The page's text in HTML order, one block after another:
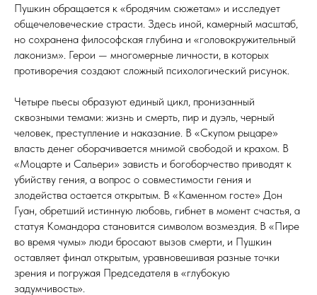
Пушкин обращается к «бродячим сюжетам» и исследует
общечеловеческие страсти. Здесь иной, камерный масштаб,
но сохранена философская глубина и «головокружительный
лаконизм». Герои — многомерные личности, в которых
противоречия создают сложный психологический рисунок.
Четыре пьесы образуют единый цикл, пронизанный
сквозными темами: жизнь и смерть, пир и дуэль, черный
человек, преступление и наказание. В «Скупом рыцаре»
власть денег оборачивается мнимой свободой и крахом. В
«Моцарте и Сальери» зависть и богоборчество приводят к
убийству гения, а вопрос о совместимости гения и
злодейства остается открытым. В «Каменном госте» Дон
Гуан, обретший истинную любовь, гибнет в момент счастья, а
статуя Командора становится символом возмездия. В «Пире
во время чумы» люди бросают вызов смерти, и Пушкин
оставляет финал открытым, уравновешивая разные точки
зрения и погружая Председателя в «глубокую
задумчивость».